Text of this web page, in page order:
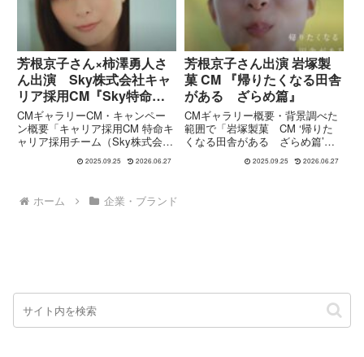
芳根京子さん×柿澤勇人さ
ん出演 Sky株式会社キャ
リア採用CM『Sky特命キ
ャリア採用チーム』篇
CMギャラリーCM・キャンペー
ン概要「キャリア採用CM 特命キ
ャリア採用チーム（Sky株式会
社）」および、出演している 芳
根京子 さんと 柿澤勇人 さんに関
イントを以下に示すね。ただし、
出演者の個別プロフィール...
2025.09.25 2026.06.27
芳根京子さん出演 岩塚製
菓 CM 『帰りたくなる田舎
がある ざらめ篇』
CMギャラリー概要・背景調べた
範囲で「岩塚製菓 CM ‘帰りた
くなる田舎がある ざらめ篇’」
の情報を整理するね。足りないと
ころがあれば、もう少し深入りで
2025.09.25 2026.06.27
ホーム 企業・ブランド